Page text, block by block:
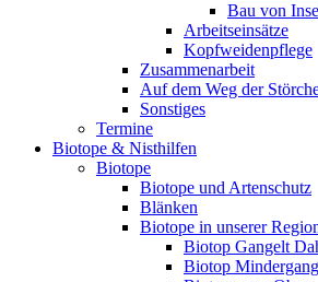
Bau von
Arbeitseinsätze
Kopfweidenpflege
Zusammenarbeit
Auf dem Weg der
Sonstiges
Termine
Biotope & Nisthilfen
Biotope
Biotope und Artenschutz
Blänken
Biotope in unserer
Biotop Gangelt
Biotop